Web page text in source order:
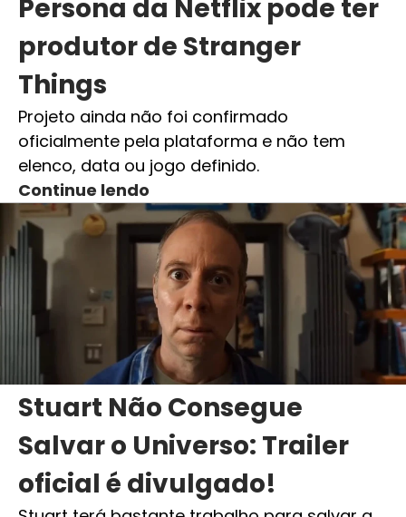
Persona da Netflix pode ter
produtor de Stranger
Things
Projeto ainda não foi confirmado
oficialmente pela plataforma e não tem
elenco, data ou jogo definido.
Continue lendo
Stuart Não Consegue
Salvar o Universo: Trailer
oficial é divulgado!